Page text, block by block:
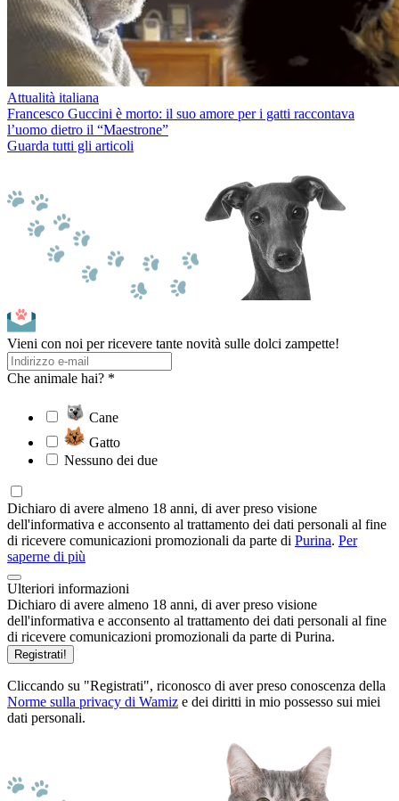
Attualità italiana
Francesco Guccini è morto: il suo amore per i gatti raccontava
l’uomo dietro il “Maestrone”
Guarda tutti gli articoli
Vieni con noi per ricevere tante novità sulle dolci zampette!
Che animale hai? *
Cane
Gatto
Nessuno dei due
Dichiaro di avere almeno 18 anni, di aver preso visione
dell'informativa e acconsento al trattamento dei dati personali al fine
di ricevere comunicazioni promozionali da parte di Purina. Per
saperne di più
Ulteriori informazioni
Dichiaro di avere almeno 18 anni, di aver preso visione
dell'informativa e acconsento al trattamento dei dati personali al fine
di ricevere comunicazioni promozionali da parte di Purina.
Registrati!
Cliccando su "Registrati", riconosco di aver preso conoscenza della
Norme sulla privacy di Wamiz e dei diritti in mio possesso sui miei
dati personali.